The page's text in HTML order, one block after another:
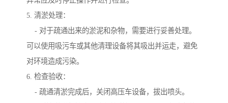
5. 清淤处理：
- 对于疏通出来的淤泥和杂物，需要进行妥善处理。
可以使用吸污车或其他清理设备将其吸出并运走，避免
对环境造成污染。
6. 检查验收：
- 疏通清淤完成后，关闭高压车设备，拔出喷头。